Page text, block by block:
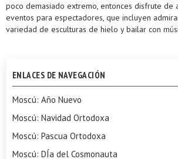
poco demasiado extremo, entonces disfrute de
eventos para espectadores, que incluyen
variedad de esculturas de hielo y bailar con
ENLACES DE NAVEGACIÓN
Moscú: Año Nuevo
Moscú: Navidad Ortodoxa
Moscú: Pascua Ortodoxa
Moscú: DÍa del Cosmonauta